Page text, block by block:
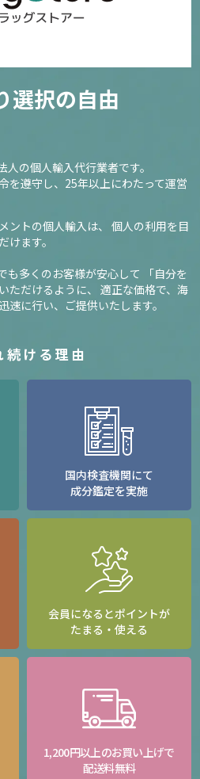
選択の自由
の個人輸入代行業者です。
を遵守し、 25年以上にわたって運営
ントの個人輸入は、
個人の利用を目
けます。
も多くのお客様が安心して
「自分を
ただけるように、
適正な価格で、海
に行い、ご提供いたします。
続ける理由
国内検査機関にて
成分鑑定を実施
会員になるとポイントが
たまる・使える
1,200円以上のお買い上げで
配送料無料